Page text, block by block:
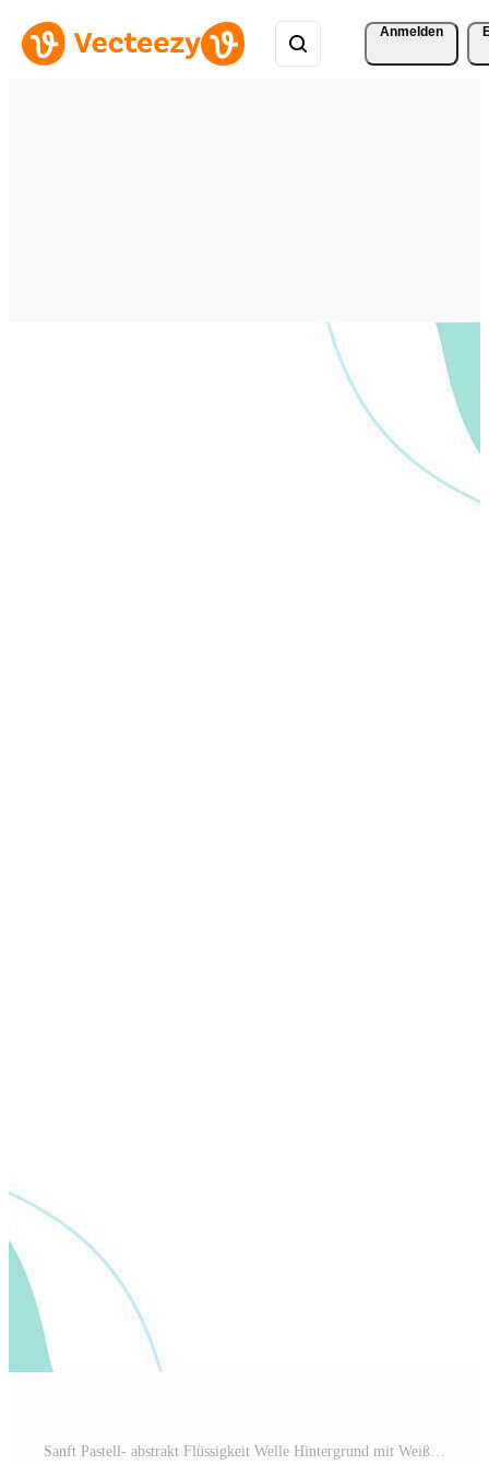
Anmelden
Sanft Pastell- abstrakt Flüssigkeit Welle Hintergrund mit Weiß Raum, minimalistisch Hintergrund, geeignet zum Banner, Vorlagen, Poster, Abdeckungen, Flyer, und Netz Seiten Pro Vektor